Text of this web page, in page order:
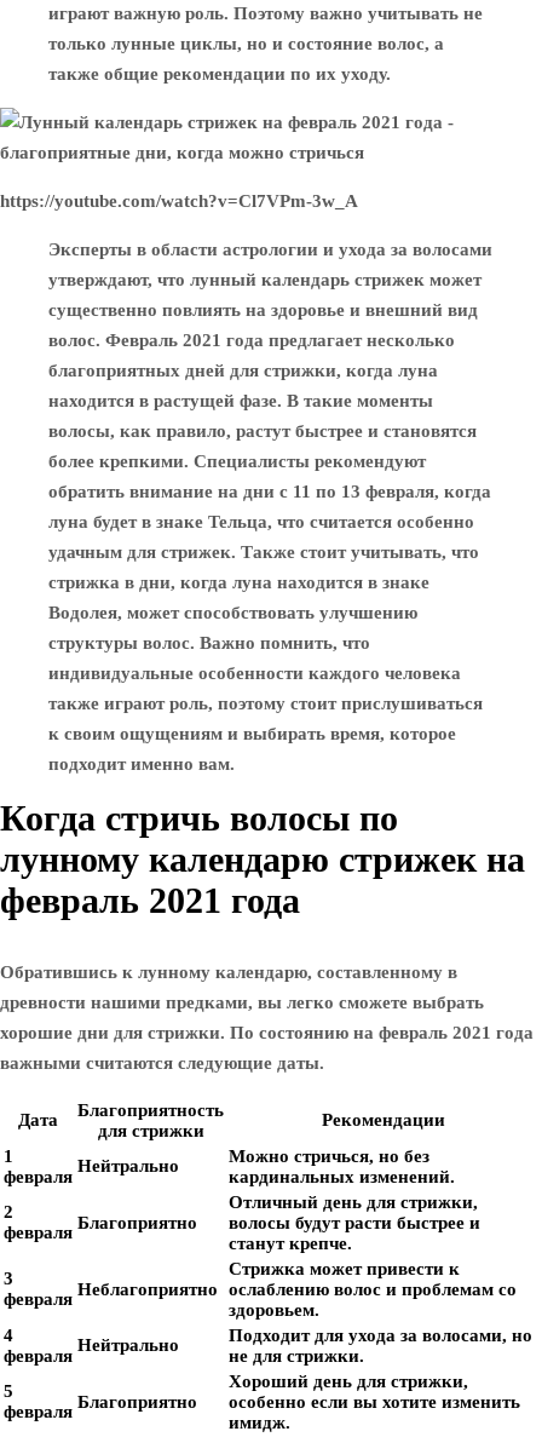
играют важную роль. Поэтому важно учитывать не
только лунные циклы, но и состояние волос, а
также общие рекомендации по их уходу.
https://youtube.com/watch?v=Cl7VPm-3w_A
Эксперты в области астрологии и ухода за волосами
утверждают, что лунный календарь стрижек может
существенно повлиять на здоровье и внешний вид
волос. Февраль 2021 года предлагает несколько
благоприятных дней для стрижки, когда луна
находится в растущей фазе. В такие моменты
волосы, как правило, растут быстрее и становятся
более крепкими. Специалисты рекомендуют
обратить внимание на дни с 11 по 13 февраля, когда
луна будет в знаке Тельца, что считается особенно
удачным для стрижек. Также стоит учитывать, что
стрижка в дни, когда луна находится в знаке
Водолея, может способствовать улучшению
структуры волос. Важно помнить, что
индивидуальные особенности каждого человека
также играют роль, поэтому стоит прислушиваться
к своим ощущениям и выбирать время, которое
подходит именно вам.
Когда стричь волосы по
лунному календарю стрижек на
февраль 2021 года
Обратившись к лунному календарю, составленному в
древности нашими предками, вы легко сможете выбрать
хорошие дни для стрижки. По состоянию на февраль 2021 года
важными считаются следующие даты.
Дата
Благоприятность
для стрижки
Рекомендации
1
февраля
Нейтрально
Можно стричься, но без
кардинальных изменений.
2
февраля Благоприятно
Отличный день для стрижки,
волосы будут расти быстрее и
станут крепче.
3
февраля Неблагоприятно
Стрижка может привести к
ослаблению волос и проблемам со
здоровьем.
4
февраля
Нейтрально
Подходит для ухода за волосами, но
не для стрижки.
5
февраля Благоприятно
Хороший день для стрижки,
особенно если вы хотите изменить
имидж.